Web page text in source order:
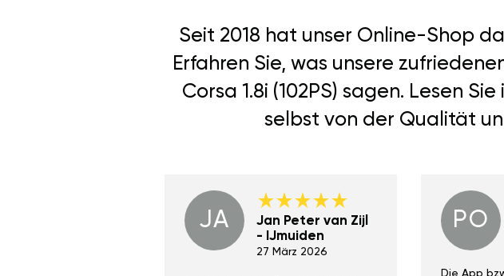
Seit 2018 hat unser Online-Shop
Erfahren Sie, was unsere
Corsa 1.8i (102PS) sagen. Lesen
selbst von der Qualität
JA
Jan Peter van Zijl
- IJmuiden
27 März 2026
PO